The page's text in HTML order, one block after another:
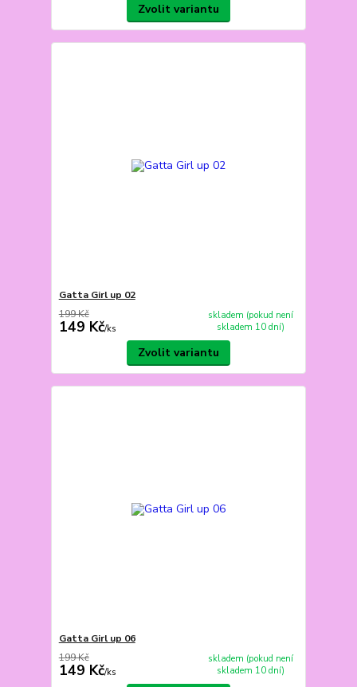
Zvolit variantu
Gatta Girl up 02
199 Kč
149 Kč/ks
skladem (pokud není
skladem 10 dní)
Zvolit variantu
Gatta Girl up 06
199 Kč
149 Kč/ks
skladem (pokud není
skladem 10 dní)